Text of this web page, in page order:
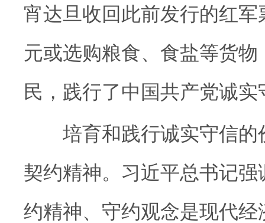
宵达旦收回此前发行的红
元或选购粮食、食盐等货
民，践行了中国共产党诚
培育和践行诚实守信的
契约精神。习近平总书记
约精神、守约观念是现代